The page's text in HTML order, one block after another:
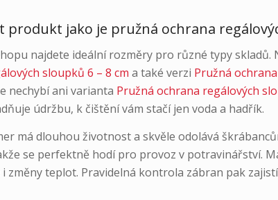
produkt jako je pružná ochrana
najdete ideální rozměry pro různé typy skladů.
sloupků 6 – 8 cm a také verzi Pružná
nechybí ani varianta Pružná ochrana regálových
údržbu, k čištění vám stačí jen voda a hadřík.
má dlouhou životnost a skvěle odolává
se perfektně hodí pro provoz v potravinářství.
i změny teplot. Pravidelná kontrola zábran pak